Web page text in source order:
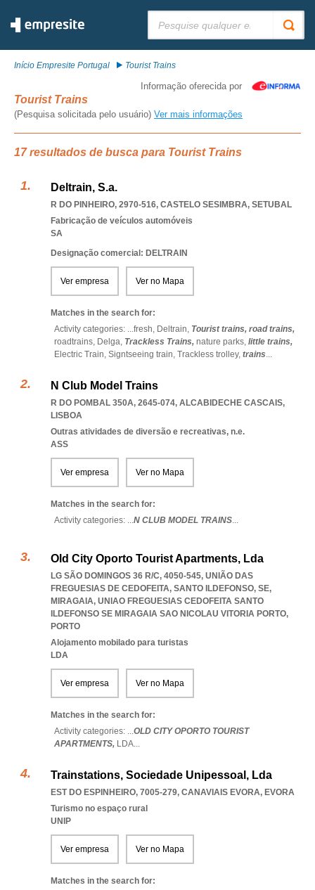
Início Empresite Portugal Tourist Trains
Informação oferecida por
Tourist Trains
(Pesquisa solicitada pelo usuário) Ver mais informações
17 resultados de busca para Tourist Trains
Deltrain, S.a.
R DO PINHEIRO, 2970-516, CASTELO SESIMBRA, SETUBAL
Fabricação de veículos automóveis
SA
Designação comercial: DELTRAIN
Ver empresa Ver no Mapa
Matches in the search for:
Activity categories: ...fresh, Deltrain, Tourist trains, road trains,
roadtrains, Delga, Trackless Trains, nature parks, little trains,
Electric Train, Signtseeing train, Trackless trolley, trains...
N Club Model Trains
R DO POMBAL 350A, 2645-074, ALCABIDECHE CASCAIS,
LISBOA
Outras atividades de diversão e recreativas, n.e.
ASS
Ver empresa Ver no Mapa
Matches in the search for:
Activity categories: ...N CLUB MODEL TRAINS...
Old City Oporto Tourist Apartments, Lda
LG SÃO DOMINGOS 36 R/C, 4050-545, UNIÃO DAS
FREGUESIAS DE CEDOFEITA, SANTO ILDEFONSO, SE,
MIRAGAIA, UNIAO FREGUESIAS CEDOFEITA SANTO
ILDEFONSO SE MIRAGAIA SAO NICOLAU VITORIA PORTO,
PORTO
Alojamento mobilado para turistas
LDA
Ver empresa Ver no Mapa
Matches in the search for:
Activity categories: ...OLD CITY OPORTO TOURIST
APARTMENTS, LDA...
Trainstations, Sociedade Unipessoal, Lda
EST DO ESPINHEIRO, 7005-279, CANAVIAIS EVORA, EVORA
Turismo no espaço rural
UNIP
Ver empresa Ver no Mapa
Matches in the search for: